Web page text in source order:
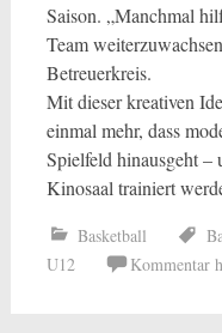
Saison. „Manchmal
Team
Betreuerkreis.
Mit dieser kreativen
einmal mehr, dass
Spielfeld hinausgeht –
Kinosaal trainiert
Basketball
U12
Kommentar